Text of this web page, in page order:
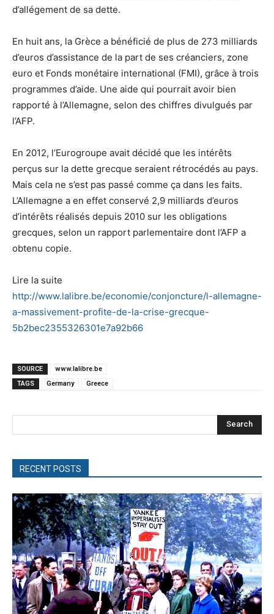
d’allégement de sa dette.
En huit ans, la Grèce a bénéficié de plus de 273 milliards
d’euros d’assistance de la part de ses créanciers, zone
euro et Fonds monétaire international (FMI), grâce à trois
programmes d’aide. Une aide qui pourrait avoir bien
rapporté à l’Allemagne, selon des chiffres divulgués par
l’AFP.
En 2012, l’Eurogroupe avait décidé que les intérêts
perçus sur la dette grecque seraient rétrocédés au pays.
Mais cela ne s’est pas passé comme ça dans les faits.
L’Allemagne a en effet conservé 2,9 milliards d’euros
d’intérêts réalisés depuis 2010 sur les obligations
grecques, selon un rapport parlementaire dont l’AFP a
obtenu copie.
Lire la suite
http://www.lalibre.be/economie/conjoncture/l-allemagne-
a-massivement-profite-de-la-crise-grecque-
5b2bec2355326301e7a92b66
SOURCE
www.lalibre.be
TAGS
Germany Greece
Search
RECENT POSTS